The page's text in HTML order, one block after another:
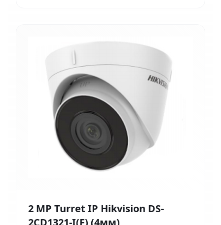
2 MP Turret IP Hikvision DS-
2CD1321-I(F) (4мм)